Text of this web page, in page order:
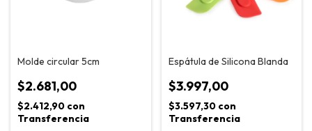
Molde circular 5cm
$2.681,00
$2.412,90 con
Transferencia
Espátula de Silicona Blanda
$3.997,00
$3.597,30 con
Transferencia